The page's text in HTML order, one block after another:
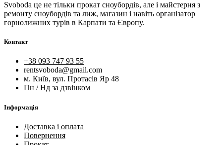
Svoboda це не тільки прокат сноубордів, але і майстерня з
ремонту сноубордів та лиж, магазин і навіть організатор
горнолижних турів в Карпати та Європу.
Контакт
+38 093 747 93 55
rentsvoboda@gmail.com
м. Київ, вул. Протасів Яр 48
Пн / Нд за дзвінком
Інформація
Доставка і оплата
Повернення